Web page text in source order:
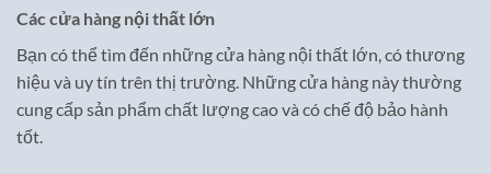
Các cửa hàng nội thất lớn
Bạn có thể tìm đến những cửa hàng nội thất lớn, có thương
hiệu và uy tín trên thị trường. Những cửa hàng này thường
cung cấp sản phẩm chất lượng cao và có chế độ bảo hành
tốt.